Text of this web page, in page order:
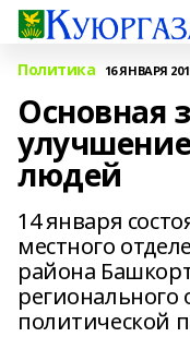
Политика 16 ЯНВАРЯ
Основная
людей
14 января
местного
района
регионального
политической